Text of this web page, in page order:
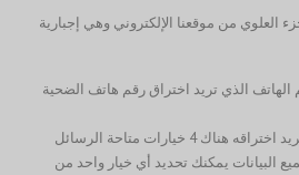
العلوي من موقعنا الإلكتروني وهي إجبارية
الذي تريد اختراق رقم هاتف الضحية
في العمود الثاني حدد ما تريد اختراقه هناك 4 خيارات متاحة الرسائل
البيانات يمكنك تحديد أي خيار واحد من